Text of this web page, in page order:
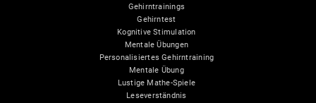
Gehirntrainings
Gehirntest
Kognitive Stimulation
Mentale Übungen
Personalisiertes Gehirntraining
Mentale Übung
Lustige Mathe-Spiele
Leseverständnis